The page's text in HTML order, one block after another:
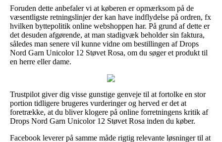
Foruden dette anbefaler vi at køberen er opmærksom på de
væsentligste retningslinjer der kan have indflydelse på ordren, fx
hvilken byttepolitik online webshoppen har. På grund af dette er
det desuden afgørende, at man stadigvæk beholder sin faktura,
således man senere vil kunne vidne om bestillingen af Drops
Nord Garn Unicolor 12 Støvet Rosa, om du søger et produkt til
en herre eller dame.
Trustpilot giver dig visse gunstige genveje til at fortolke en stor
portion tidligere brugeres vurderinger og herved er det at
foretrække, at du bliver klogere på online forretningens kritik af
Drops Nord Garn Unicolor 12 Støvet Rosa inden du køber.
Facebook leverer på samme måde rigtig relevante løsninger til at